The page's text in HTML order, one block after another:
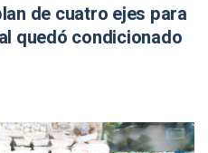
de cuatro ejes para
quedó condicionado